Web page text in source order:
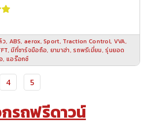
ว, ABS,aerox,Sport, Traction Control, VVA,
,มีที่ชาร์จมือถือ, ยามาฮ่า,รถพรีเมี่ยม,รุ่นยอด
, แอร๊อกซ์
4 5
รถฟรีดาวน์